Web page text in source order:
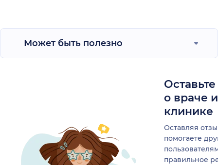
Может быть полезно
о враче
клинике
Оставляя
помогаете
правильное